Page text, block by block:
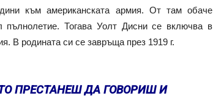
към американската армия. От там обаче
Тогава Уолт Дисни се включва в
В родината си се завръща през 1919 г.
ПРЕСТАНЕШ ДА ГОВОРИШ И